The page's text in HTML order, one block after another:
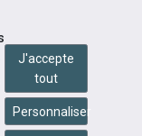
J'accepte
tout
Personnaliser